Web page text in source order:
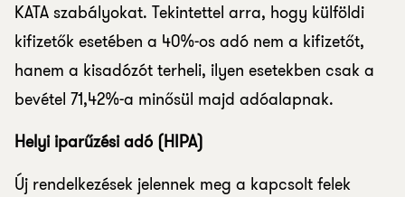
KATA szabályokat. Tekintettel arra, hogy külföldi
kifizetők esetében a 40%-os adó nem a kifizetőt,
hanem a kisadózót terheli, ilyen esetekben csak a
bevétel 71,42%-a minősül majd adóalapnak.
Helyi iparűzési adó (HIPA)
Új rendelkezések jelennek meg a kapcsolt felek